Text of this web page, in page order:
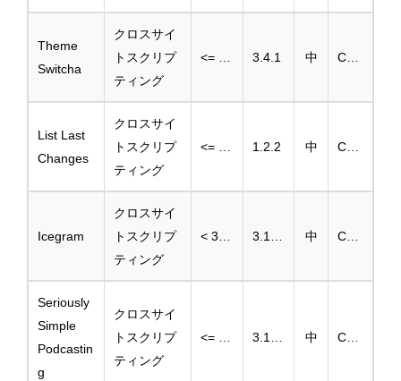
Theme
Switcha
クロスサイ
トスクリプ
ティング
3.4.1 中
List Last
Changes
クロスサイ
トスクリプ
ティング
1.2.2 中
Icegram
クロスサイ
トスクリプ
ティング
中
Seriously
Simple
Podcastin
g
クロスサイ
トスクリプ
ティング
中